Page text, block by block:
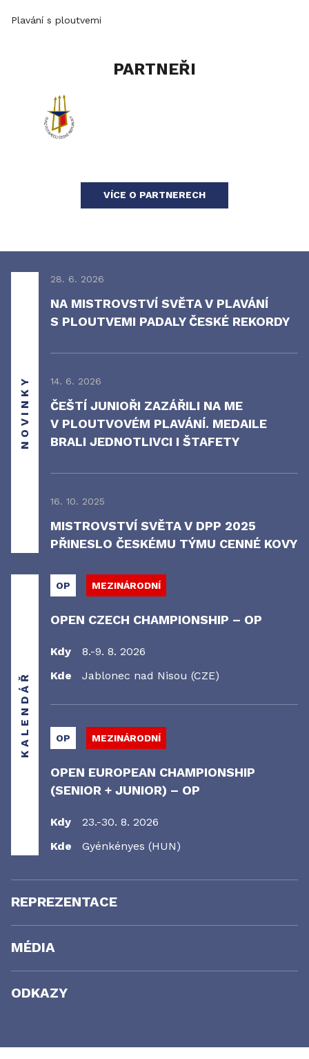
Plavání s ploutvemi
PARTNEŘI
VÍCE O PARTNERECH
NOVINKY
28. 6. 2026
NA MISTROVSTVÍ SVĚTA V PLAVÁNÍ
S PLOUTVEMI PADALY ČESKÉ REKORDY
14. 6. 2026
ČEŠTÍ JUNIOŘI ZAZÁŘILI NA ME
V PLOUTVOVÉM PLAVÁNÍ. MEDAILE
BRALI JEDNOTLIVCI I ŠTAFETY
16. 10. 2025
MISTROVSTVÍ SVĚTA V DPP 2025
PŘINESLO ČESKÉMU TÝMU CENNÉ KOVY
KALENDÁŘ
OP MEZINÁRODNÍ
OPEN CZECH CHAMPIONSHIP – OP
Kdy
8.-9. 8. 2026
Kde
Jablonec nad Nisou (CZE)
OP MEZINÁRODNÍ
OPEN EUROPEAN CHAMPIONSHIP
(SENIOR + JUNIOR) – OP
Kdy
23.-30. 8. 2026
Kde
Gyénkényes (HUN)
REPREZENTACE
MÉDIA
ODKAZY